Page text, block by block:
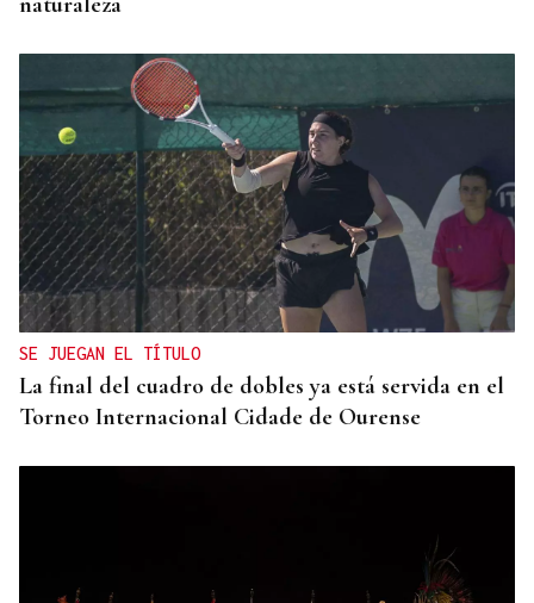
SE JUEGAN EL TÍTULO
La final del cuadro de dobles ya está servida en el
Torneo Internacional Cidade de Ourense